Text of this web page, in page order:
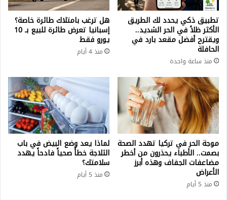
تطبيق ذكي يحدد لك الطريق
الأكثر ظلاً في الحر الشديد..
ويقترح أفضل مقعد بارد في
الحافلة
منذ ساعة واحدة
هل ترغب بامتلاك طائرة خاصة؟
إسبانيا تعرض طائرة للبيع بـ 10
يورو فقط
منذ 4 أيام
موجة الحر في تركيا تهدد الصحة
بصمت.. الأطباء يحذرون من أخطر
مضاعفات الجفاف وهذه أبرز
الأعراض
منذ 5 أيام
لماذا يعد وضع البيض في باب
الثلاجة خطأً صحياً فادحاً يهدد
سلامتك؟
منذ 5 أيام